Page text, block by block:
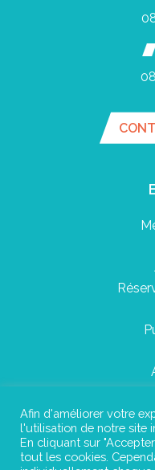
Afin d'améliorer votre
l'utilisation de notre site
En cliquant sur
tout les cookies.